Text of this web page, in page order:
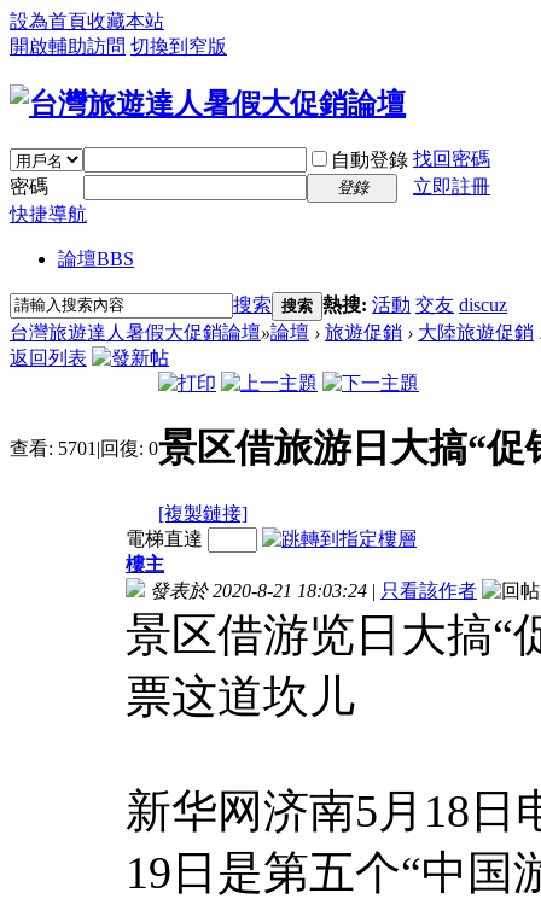
設為首頁收藏本站
開啟輔助訪問 切換到窄版
自動登錄 找回密碼
密碼
登錄
立即註冊
快捷導航
論壇BBS
搜索 搜索 熱搜: 活動 交友 discuz
台灣旅遊達人暑假大促銷論壇»論壇 › 旅遊促銷 › 大陸旅遊促銷
返回列表
查看: 5701 |回復: 0景区借旅游日大搞“
[複製鏈接]
電梯直達
樓主
發表於 2020-8-21 18:03:24 | 只看該作者
景区借游览日大搞
票这道坎儿
新华网济南5月18日
19日是第五个“中国